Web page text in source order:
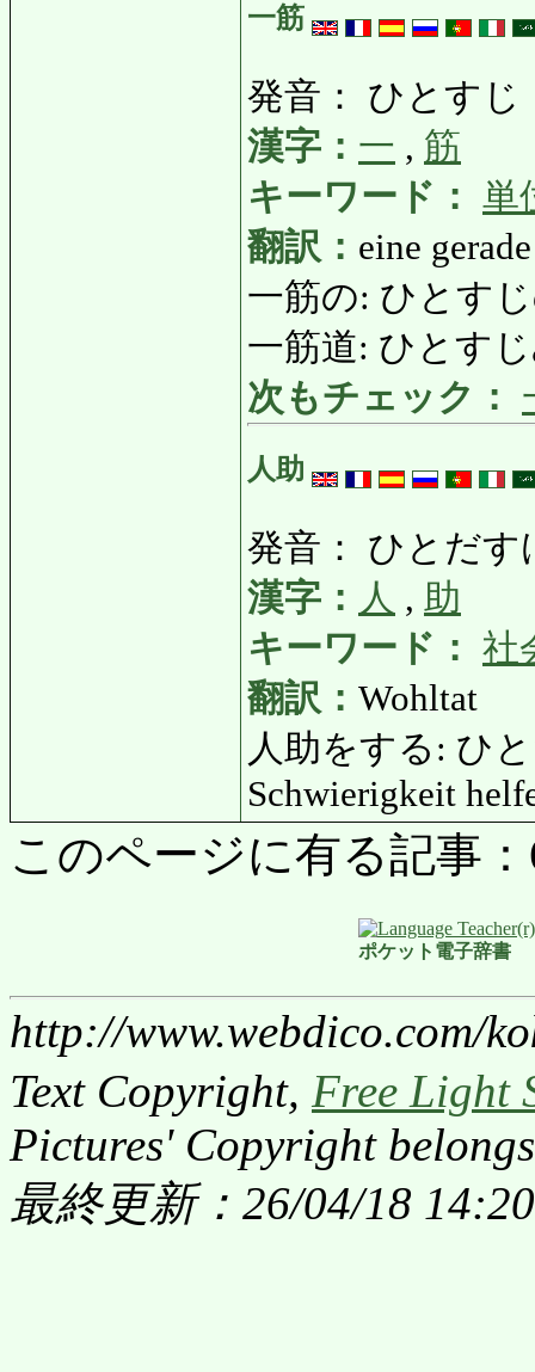
一筋
発音： ひとすじ
漢字： 一 , 筋
キーワード： 単
翻訳： eine
一筋の: ひとすじ
一筋道: ひとす
次もチェック：
人助
発音： ひとだす
漢字： 人 , 助
キーワード： 社
翻訳： Wohltat
人助をする: ひ
Schwierigkeit
このページに有る記事
ポケット電子辞書
http://www.webdico.com/
Text Copyright, Free Light
Pictures' Copyright
最終更新：26/04/18 14:20